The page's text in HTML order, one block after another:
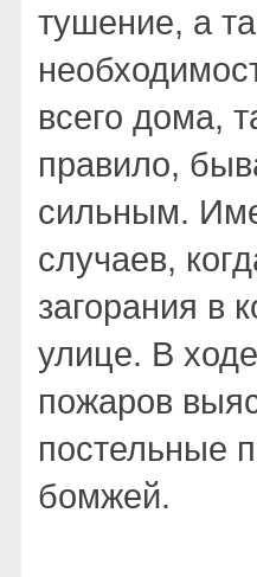
тушение, а
всего дома,
правило,
сильным.
случаев,
загорания в
улице. В
пожаров
постельные
бомжей.